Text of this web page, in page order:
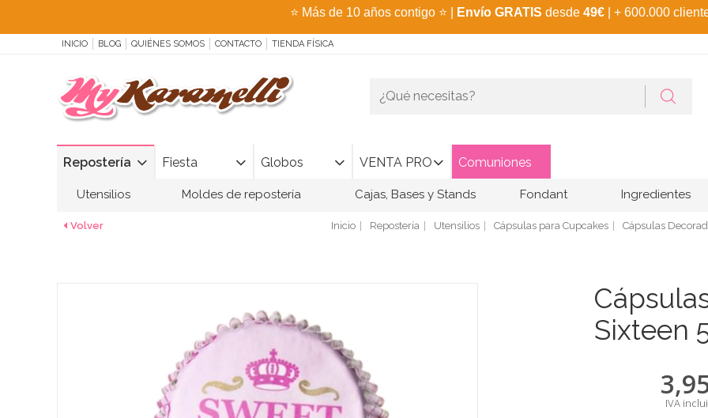
⭐ Más de 10 años contigo ⭐ Envío GRATIS desde 49€ | + 600.000
INICIO BLOG QUIÉNES SOMOS CONTACTO TIENDA FÍSICA
Repostería Fiesta Globos VENTA PRO Comuniones
Utensilios Moldes de repostería Cajas, Bases y Stands Fondant Ingredientes
Volver Inicio Repostería Utensilios Cápsulas para Cupcakes Cápsulas
Sixteen
IVA